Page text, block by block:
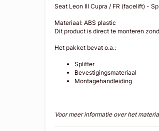
Seat Leon III Cupra / FR (facelift) -
Materiaal: ABS plastic
Dit product is direct te monteren
Het pakket bevat o.a.:
Splitter
Bevestigingsmateriaal
Montagehandleiding
Voor meer informatie over het